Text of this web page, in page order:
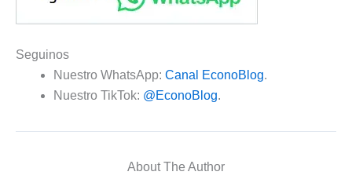
Seguinos
Nuestro WhatsApp: Canal EconoBlog.
Nuestro TikTok: @EconoBlog.
About The Author